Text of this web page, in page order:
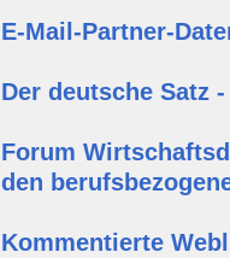
E-Mail-Partner-
Der deutsche Satz
Forum
den
Kommentierte